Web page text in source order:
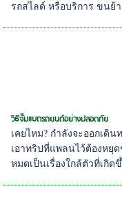
รถสไลด์ หรือบริการ ขนย้
วิธีจั๊มแบตรถยนต์อย่างปลอดภัย
เคยไหม? กำลังจะออกเดิ
เอาทริปที่แพลนไว้ต้องหยุ
หมดเป็นเรื่องใกล้ตัวที่เกิด